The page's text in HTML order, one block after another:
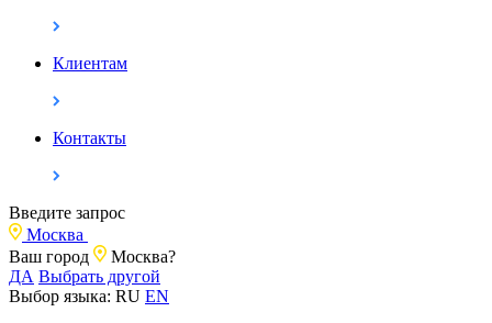
Клиентам
Контакты
Введите запрос
Москва
Ваш город
Москва?
ДА Выбрать другой
Выбор языка: RU EN